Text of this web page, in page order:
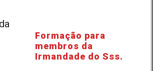
Formação para
membros da
Irmandade do Sss.